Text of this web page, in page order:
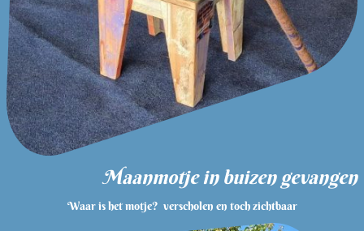
Maanmotje in buizen gevangen
Waar is het motje? verscholen en toch zichtbaar